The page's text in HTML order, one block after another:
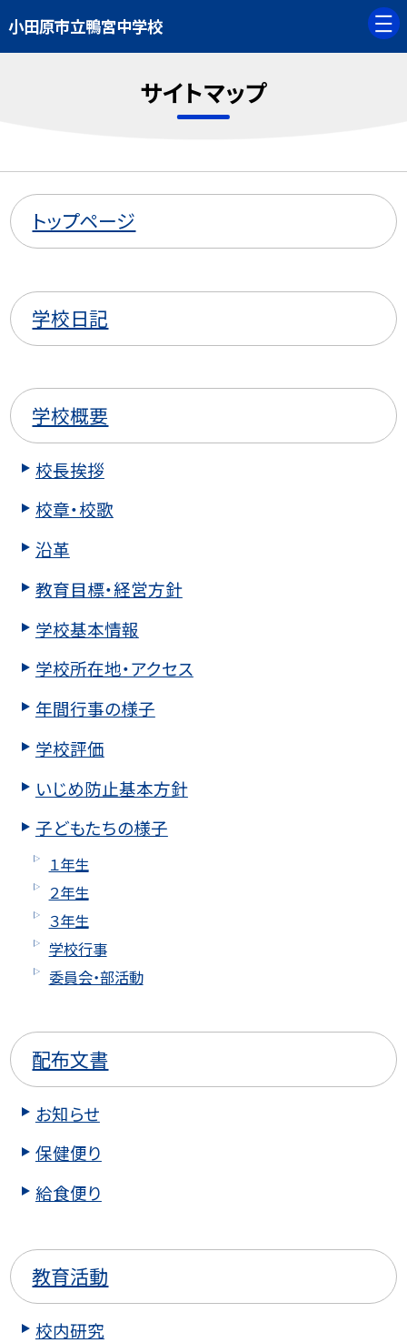
小田原市立鴨宮中学校
サイトマップ
トップページ
学校日記
学校概要
校長挨拶
校章・校歌
沿革
教育目標・経営方針
学校基本情報
学校所在地・アクセス
年間行事の様子
学校評価
いじめ防止基本方針
子どもたちの様子
１年生
２年生
３年生
学校行事
委員会・部活動
配布文書
お知らせ
保健便り
給食便り
教育活動
校内研究